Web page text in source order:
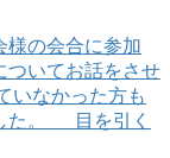
様の会合に参加
ついてお話をさせ
いなかった方も
た。 目を引く